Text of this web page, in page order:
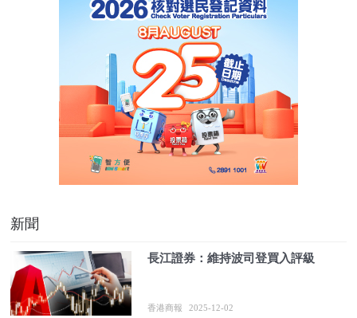
新聞
長江證券：維持波司登買入評級
香港商報 2025-12-02